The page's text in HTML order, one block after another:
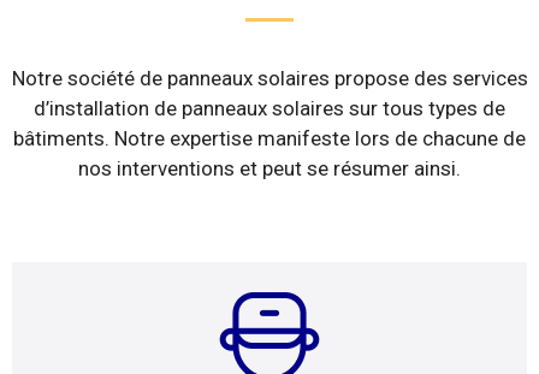
Notre société de panneaux solaires propose des services
d’installation de panneaux solaires sur tous types de
bâtiments. Notre expertise manifeste lors de chacune de
nos interventions et peut se résumer ainsi.